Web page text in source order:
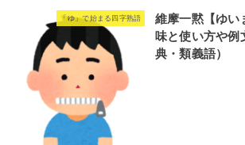
「ゆ」で始まる四字熟語
維摩一黙【ゆい
味と使い方や例
典・類義語）